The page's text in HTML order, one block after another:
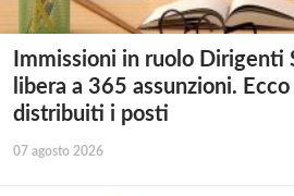
Immissioni in ruolo Dirigenti
libera a 365 assunzioni.
distribuiti i posti
07 agosto 2026